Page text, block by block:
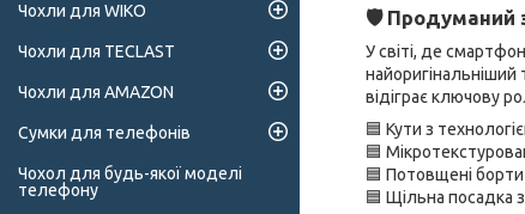
🛡 Продуманий
У світі, де
найоригінальніший
відіграє ключову
🟦 Кути з
🟦
🟦 Потовщені
🟦 Щільна посадка
Чохли для WIKO
Чохли для TECLAST
Чохли для AMAZON
Сумки для телефонів
Чохол для будь-якої моделі
телефону